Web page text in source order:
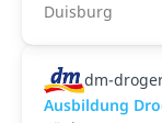
Duisburg
dm-
Ausbildung